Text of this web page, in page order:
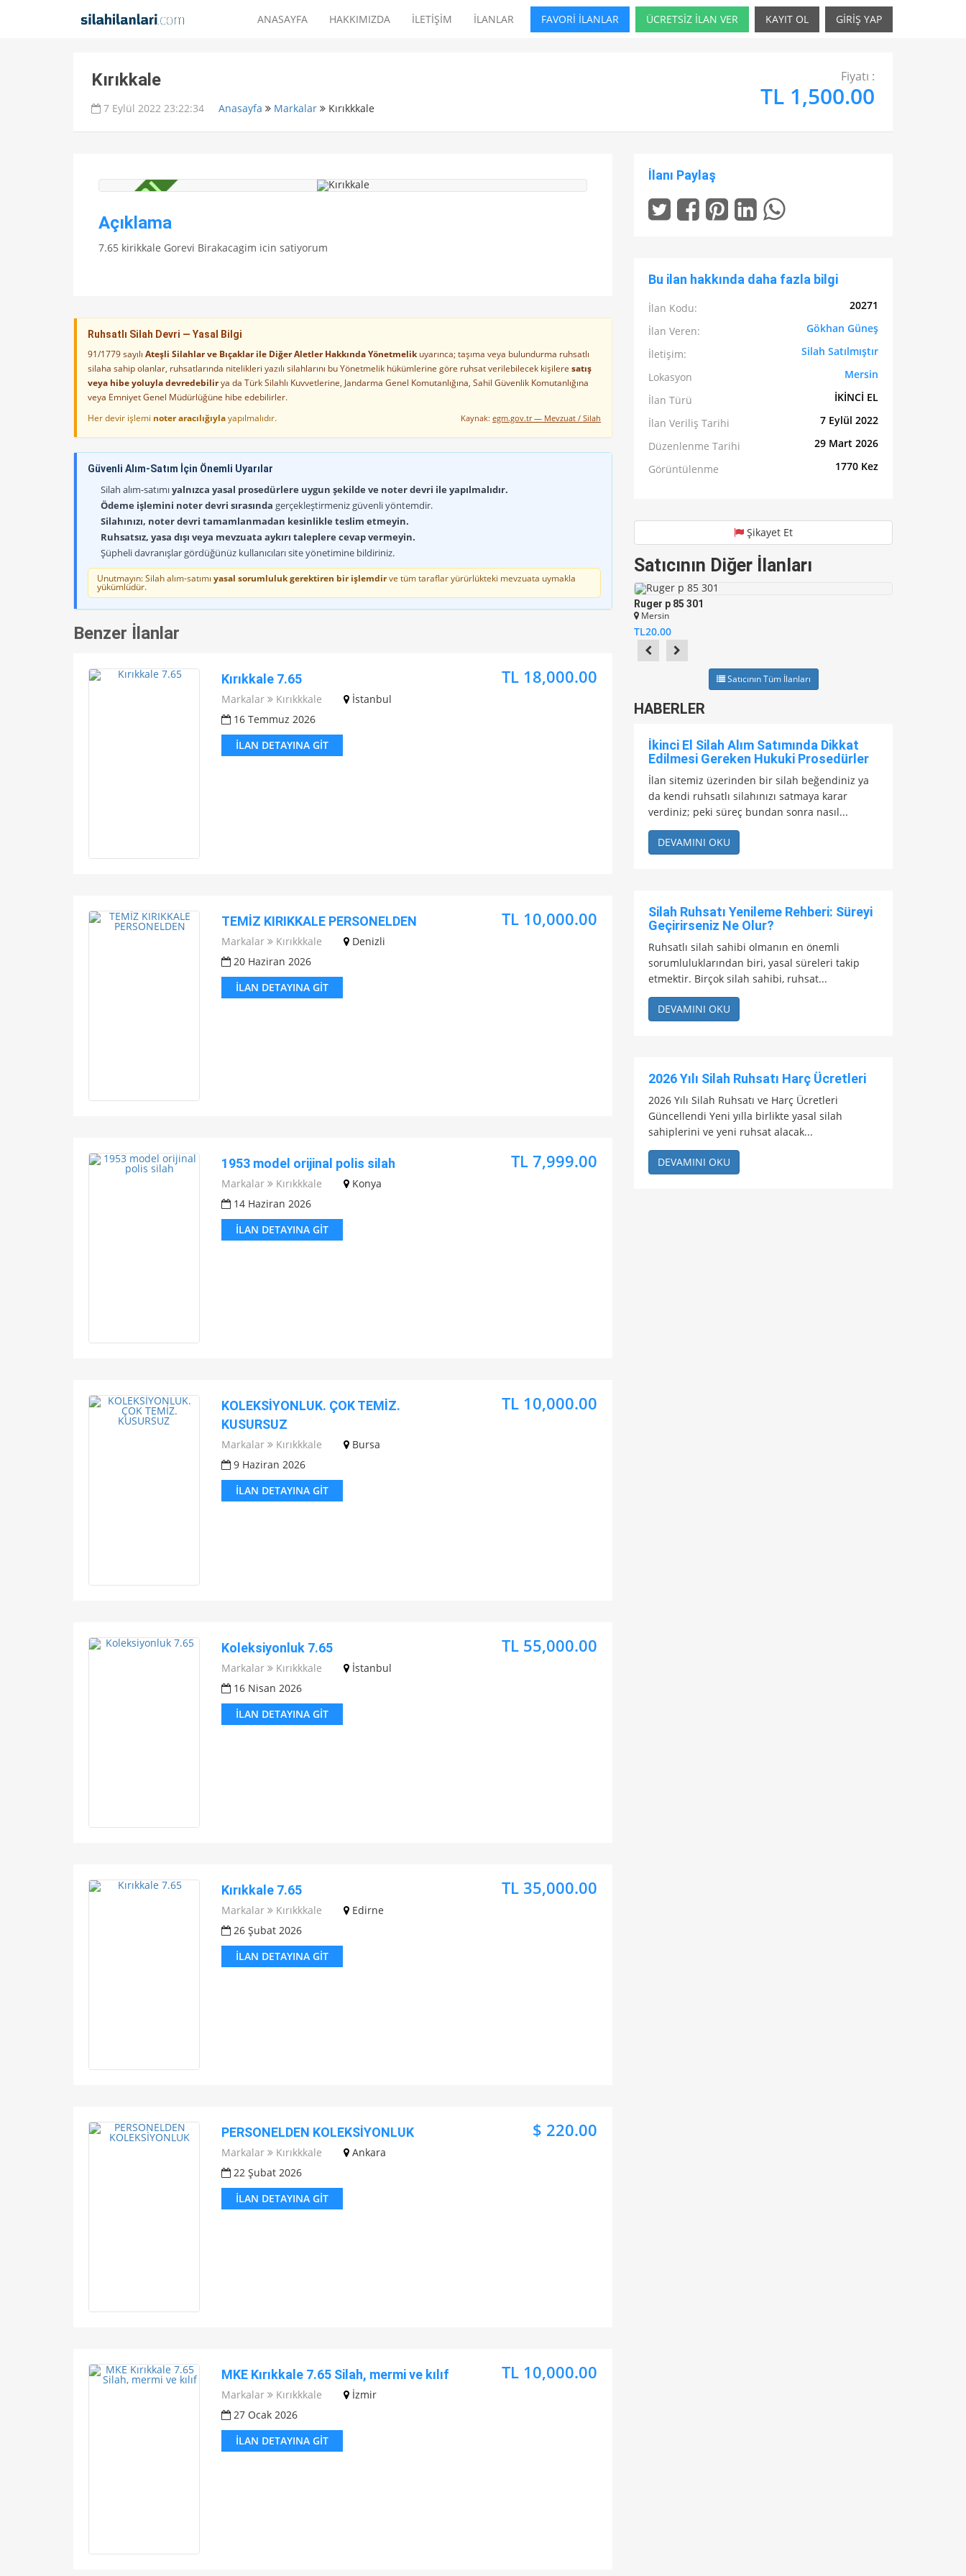
ANASAYFA HAKKIMIZDA İLETİŞİM İLANLAR FAVORİ İLANLAR ÜCRETSİZ İLAN VER KAYIT OL GİRİŞ YAP
Kırıkkale
7 Eylül 2022 23:22:34 Anasayfa Markalar Kırıkkkale
Fiyatı :
TL 1,500.00
Açıklama
7.65 kirikkale Gorevi Birakacagim icin satiyorum
Ruhsatlı Silah Devri — Yasal Bilgi
91/1779 sayılı Ateşli Silahlar ve Bıçaklar ile Diğer Aletler Hakkında Yönetmelikuyarınca; taşıma veya bulundurma ruhsatlı
silaha sahip olanlar, ruhsatlarında nitelikleri yazılı silahlarını bu Yönetmelik hükümlerine göre ruhsat verilebilecek kişilere satış
veya hibe yoluyla devredebilirya da Türk Silahlı Kuvvetlerine, Jandarma Genel Komutanlığına, Sahil Güvenlik Komutanlığına
veya Emniyet Genel Müdürlüğüne hibe edebilirler.
Her devir işlemi noter aracılığıylayapılmalıdır. Kaynak: egm.gov.tr — Mevzuat / Silah
Güvenli Alım-Satım İçin Önemli Uyarılar
Silah alım-satımıyalnızca yasal prosedürlere uygun şekilde ve noter devri ile yapılmalıdır.
Ödeme işlemini noter devri sırasında gerçekleştirmeniz güvenli yöntemdir.
Silahınızı, noter devri tamamlanmadan kesinlikle teslim etmeyin.
Ruhsatsız, yasa dışı veya mevzuata aykırı taleplere cevap vermeyin.
Şüpheli davranışlar gördüğünüz kullanıcıları site yönetimine bildiriniz.
Unutmayın: Silah alım-satımı yasal sorumluluk gerektiren bir işlemdirve tüm taraflar yürürlükteki mevzuata uymakla
yükümlüdür.
Benzer İlanlar
Kırıkkale 7.65
Markalar Kırıkkkale
İstanbul
16 Temmuz 2026
İLAN DETAYINA GIT
TL 18,000.00
TEMİZ KIRIKKALE PERSONELDEN
Markalar Kırıkkkale
Denizli
20 Haziran 2026
İLAN DETAYINA GIT
TL 10,000.00
1953 model orijinal polis silah
Markalar Kırıkkkale
Konya
14 Haziran 2026
İLAN DETAYINA GIT
TL 7,999.00
KOLEKSİYONLUK. ÇOK TEMİZ.
KUSURSUZ
Markalar Kırıkkkale
Bursa
9 Haziran 2026
İLAN DETAYINA GIT
TL 10,000.00
Koleksiyonluk 7.65
Markalar Kırıkkkale
İstanbul
16 Nisan 2026
İLAN DETAYINA GIT
TL 55,000.00
Kırıkkale 7.65
Markalar Kırıkkkale
Edirne
26 Şubat 2026
İLAN DETAYINA GIT
TL 35,000.00
PERSONELDEN KOLEKSİYONLUK
Markalar Kırıkkkale
Ankara
22 Şubat 2026
İLAN DETAYINA GIT
$ 220.00
MKE Kırıkkale 7.65 Silah, mermi ve kılıf
Markalar Kırıkkkale
İzmir
27 Ocak 2026
İLAN DETAYINA GIT
TL 10,000.00
İlanı Paylaş
Bu ilan hakkında daha fazla bilgi
İlan Kodu:
20271
İlan Veren:
Gökhan Güneş
İletişim:
Silah Satılmıştır
Lokasyon
Mersin
İlan Türü
İKİNCİ EL
İlan Veriliş Tarihi
7 Eylül 2022
Düzenlenme Tarihi
29 Mart 2026
Görüntülenme
1770 Kez
Şikayet Et
Satıcının Diğer İlanları
Ruger p 85 301
Mersin
TL20.00
Satıcının Tüm İlanları
HABERLER
İkinci El Silah Alım Satımında Dikkat
Edilmesi Gereken Hukuki Prosedürler
İlan sitemiz üzerinden bir silah beğendiniz ya
da kendi ruhsatlı silahınızı satmaya karar
verdiniz; peki süreç bundan sonra nasıl...
DEVAMINI OKU
Silah Ruhsatı Yenileme Rehberi: Süreyi
Geçirirseniz Ne Olur?
Ruhsatlı silah sahibi olmanın en önemli
sorumluluklarından biri, yasal süreleri takip
etmektir. Birçok silah sahibi, ruhsat...
DEVAMINI OKU
2026 Yılı Silah Ruhsatı Harç Ücretleri
2026 Yılı Silah Ruhsatı ve Harç Ücretleri
Güncellendi Yeni yılla birlikte yasal silah
sahiplerini ve yeni ruhsat alacak...
DEVAMINI OKU